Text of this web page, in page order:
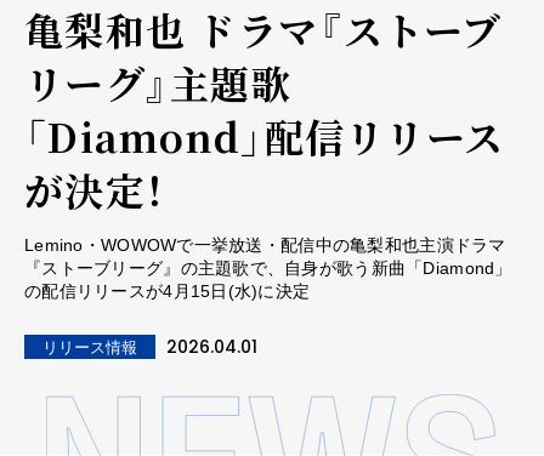
亀梨和也 ドラマ『ストーブ
リーグ』主題歌
「Diamond」配信リリース
が決定！
Lemino・WOWOWで一挙放送・配信中の亀梨和也主演ドラマ
『ストーブリーグ』の主題歌で、自身が歌う新曲「Diamond」
の配信リリースが4月15日(水)に決定
リリース情報 2026.04.01